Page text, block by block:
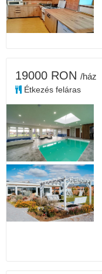
19000 RON /ház
Étkezés feláras